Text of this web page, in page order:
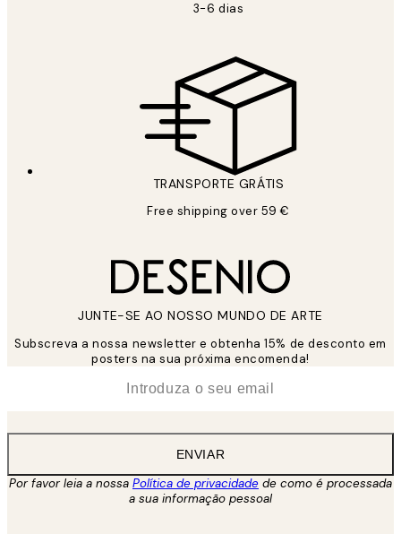
3-6 dias
TRANSPORTE GRÁTIS
Free shipping over 59 €
JUNTE-SE AO NOSSO MUNDO DE ARTE
Subscreva a nossa newsletter e obtenha 15% de desconto em
posters na sua próxima encomenda!
ENVIAR
Por favor leia a nossa Política de privacidade de como é processada
a sua informação pessoal